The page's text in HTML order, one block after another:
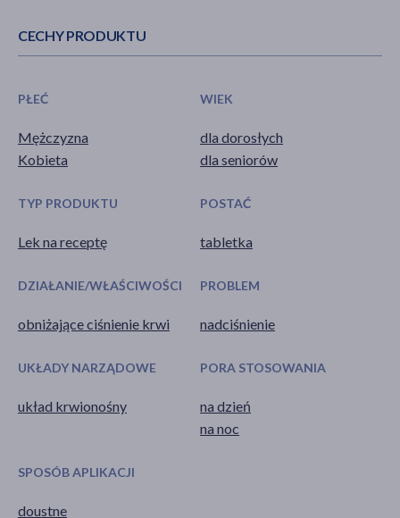
CECHY PRODUKTU
PŁEĆ
Mężczyzna
Kobieta
WIEK
dla dorosłych
dla seniorów
TYP PRODUKTU
Lek na receptę
POSTAĆ
tabletka
DZIAŁANIE/WŁAŚCIWOŚCI
obniżające ciśnienie krwi
PROBLEM
nadciśnienie
UKŁADY NARZĄDOWE
układ krwionośny
PORA STOSOWANIA
na dzień
na noc
SPOSÓB APLIKACJI
doustne